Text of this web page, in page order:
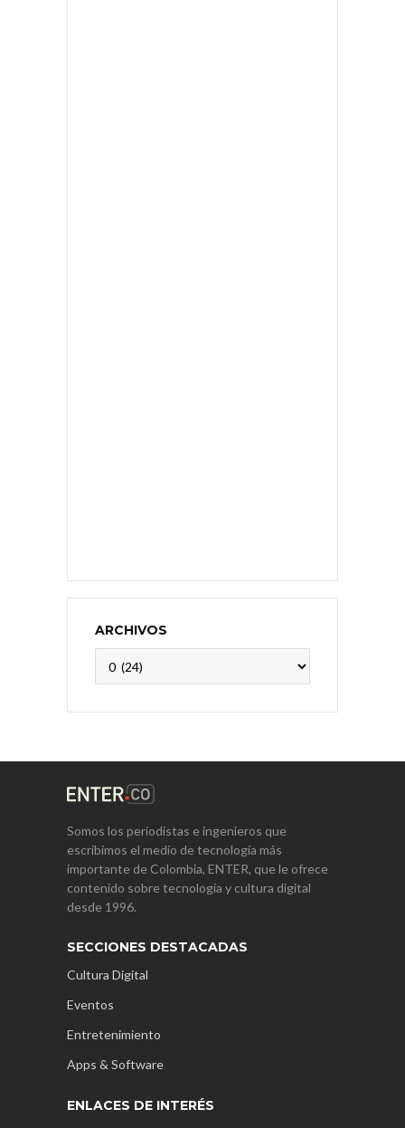
ARCHIVOS
Somos los periodistas e ingenieros que
escribimos el medio de tecnología más
importante de Colombia, ENTER, que le ofrece
contenido sobre tecnología y cultura digital
desde 1996.
SECCIONES DESTACADAS
Cultura Digital
Eventos
Entretenimiento
Apps & Software
ENLACES DE INTERÉS